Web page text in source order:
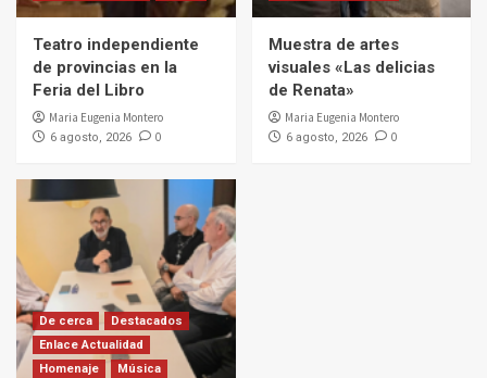
Teatro independiente
de provincias en la
Feria del Libro
Maria Eugenia Montero
6 agosto, 2026 0
Muestra de artes
visuales «Las delicias
de Renata»
Maria Eugenia Montero
6 agosto, 2026 0
De cerca
Destacados
Enlace Actualidad
Homenaje
Música